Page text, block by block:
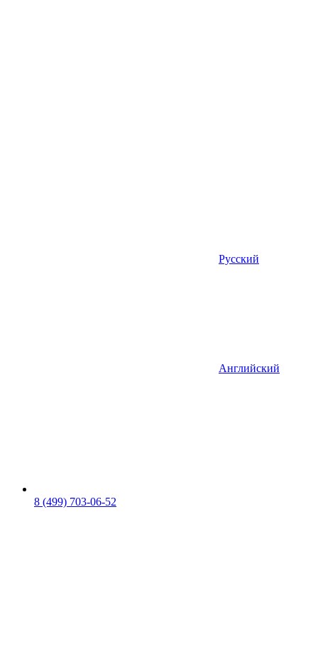
Русский
Английский
8 (499) 703-06-52